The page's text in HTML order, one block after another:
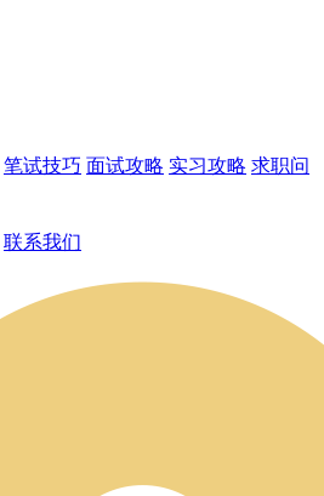
笔试技巧 面试攻略 实习攻略 求职问
联系我们